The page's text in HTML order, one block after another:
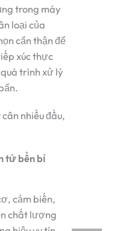
trong máy
loại của
cẩn thận để
xúc thực
trình xử lý
cân nhiều đầu,
tử bền bỉ
cảm biến,
chất lượng